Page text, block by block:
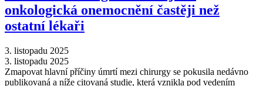
onkologická onemocnění častěji než
ostatní lékaři
3. listopadu 2025
3. listopadu 2025
Zmapovat hlavní příčiny úmrtí mezi chirurgy se pokusila nedávno
publikovaná a níže citovaná studie, která vznikla pod vedením